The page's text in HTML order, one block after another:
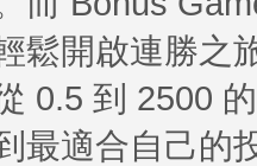
鬆開啟連勝之
0.5 到 2500
最適合自己的